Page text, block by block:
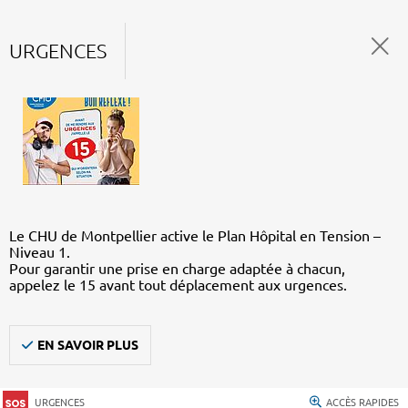
URGENCES
Le CHU de Montpellier active le Plan Hôpital en Tension –
Niveau 1.
Pour garantir une prise en charge adaptée à chacun,
appelez le 15 avant tout déplacement aux urgences.
EN SAVOIR PLUS
URGENCES ACCÈS RAPIDES